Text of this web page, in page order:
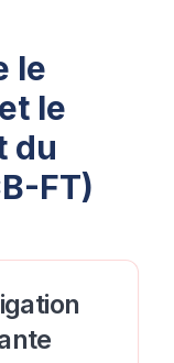
le
le
du
FT)